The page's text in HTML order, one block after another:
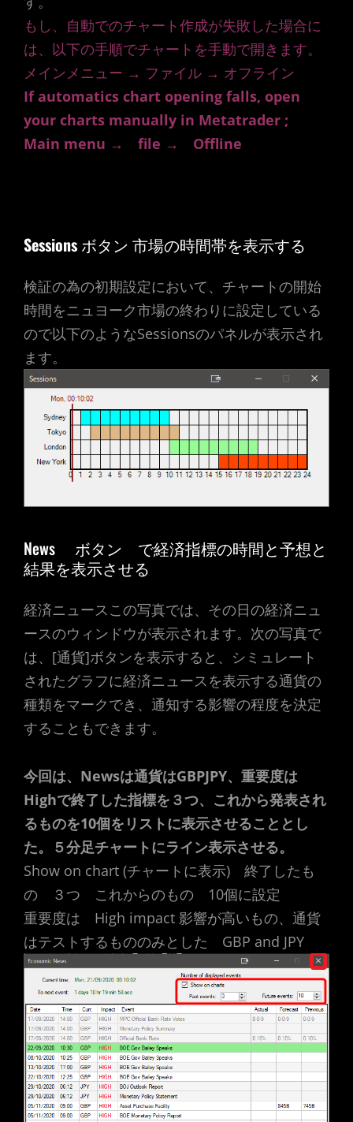
もし、自動でのチャート作成が失敗した場合に
は、以下の手順でチャートを手動で開きます。
メインメニュー → ファイル → オフライン
If automatics chart opening falls, open
your charts manually in Metatrader ;
Main menu → file → Offline
Sessions ボタン 市場の時間帯を表示する
検証の為の初期設定において、チャートの開始
時間をニュヨーク市場の終わりに設定している
ので以下のようなSessionsのパネルが表示され
ます。
News
ボタン で経済指標の時間と予想と
結果を表示させる
経済ニュースこの写真では、その日の経済ニュ
ースのウィンドウが表示されます。次の写真で
は、[通貨]ボタンを表示すると、シミュレート
されたグラフに経済ニュースを表示する通貨の
種類をマークでき、通知する影響の程度を決定
することもできます。
今回は、Newsは通貨はGBPJPY、重要度は
Highで終了した指標を３つ、これから発表され
るものを10個をリストに表示させることとし
た。
５分足チャートにライン表示させる。
Show on chart (チャートに表示) 終了したも
の ３つ これからのもの 10個に設定
重要度は High impact 影響が高いもの、通貨
はテストするもののみとした GBP and JPY